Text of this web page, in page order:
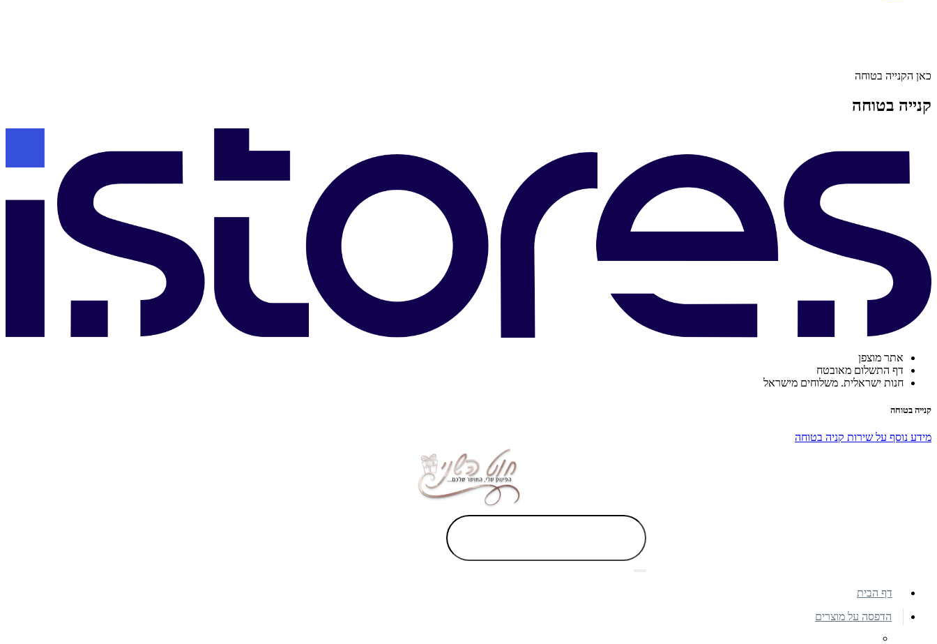
כאן הקנייה בטוחה
קנייה בטוחה
אתר מוצפן
דף התשלום מאובטח
חנות ישראלית. משלוחים מישראל
קנייה בטוחה
מידע נוסף על שירות קניה בטוחה
דף הבית
הדפסה על מוצרים